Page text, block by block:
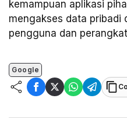
kemampuan aplikasi
mengakses data pribadi
pengguna dan
Google